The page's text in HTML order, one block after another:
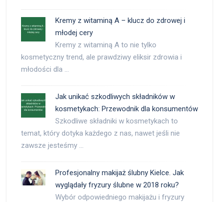
Kremy z witaminą A – klucz do zdrowej i
młodej cery
Kremy z witaminą A to nie tylko
kosmetyczny trend, ale prawdziwy eliksir zdrowia i
młodości dla …
Jak unikać szkodliwych składników w
kosmetykach: Przewodnik dla konsumentów
Szkodliwe składniki w kosmetykach to
temat, który dotyka każdego z nas, nawet jeśli nie
zawsze jesteśmy …
Profesjonalny makijaż ślubny Kielce. Jak
wyglądały fryzury ślubne w 2018 roku?
Wybór odpowiedniego makijażu i fryzury